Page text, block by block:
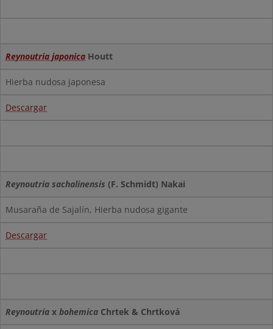
Reynoutria japonica Houtt
Hierba nudosa japonesa
Descargar
Reynoutria sachalinensis (F. Schmidt) Nakai
Musaraña de Sajalín, Hierba nudosa gigante
Descargar
Reynoutria x bohemica Chrtek & Chrtková